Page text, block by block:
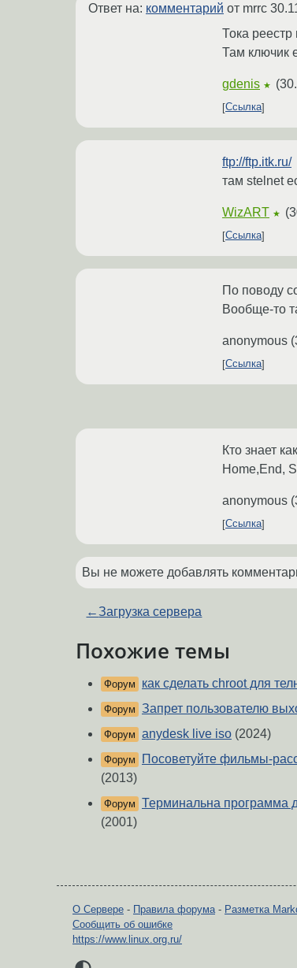
Ответ на: комментарий от mrrc
Тока реестр
Там ключик
gdenis ★ (
Ссылка
ftp://ftp.itk.ru/
там stelnet
WizART ★ (
Ссылка
По поводу
Вообще-то
anonymous (
Ссылка
Кто знает
Home,End,
anonymous (
Ссылка
Вы не можете добавлять
←Загрузка сервера
Похожие темы
Форум как сделать chroot для
Форум Запрет пользователю
Форум anydesk live iso (2024)
Форум
Посоветуйте фильмы-
(2013)
Форум Терминальна программа
(2001)
О Сервере - Правила форума- Разметка
Сообщить об ошибке
https://www.linux.org.ru/